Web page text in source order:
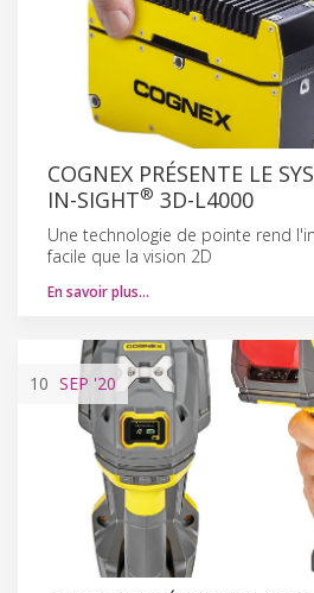
COGNEX PRÉSENTE LE
IN-SIGHT® 3D-L4000
Une technologie de pointe rend
facile que la vision 2D
En savoir plus…
10 SEP '20